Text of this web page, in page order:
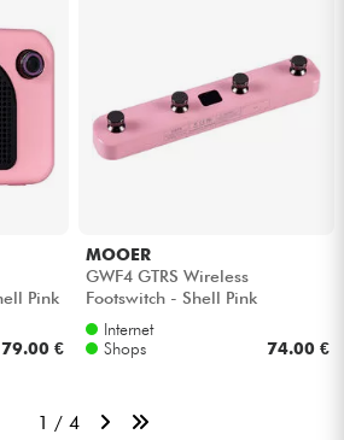
Pink
79.00 €
MOOER
GWF4 GTRS Wireless
Footswitch - Shell Pink
Internet
Shops
74.00 €
1 / 4